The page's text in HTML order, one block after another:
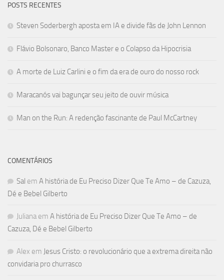
POSTS RECENTES
Steven Soderbergh aposta em IA e divide fãs de John Lennon
Flávio Bolsonaro, Banco Master e o Colapso da Hipocrisia
A morte de Luiz Carlini e o fim da era de ouro do nosso rock
Maracanós vai bagunçar seu jeito de ouvir música
Man on the Run: A redenção fascinante de Paul McCartney
COMENTÁRIOS
Sal em A história de Eu Preciso Dizer Que Te Amo – de Cazuza,
Dé e Bebel Gilberto
Juliana em A história de Eu Preciso Dizer Que Te Amo – de
Cazuza, Dé e Bebel Gilberto
Alex em Jesus Cristo: o revolucionário que a extrema direita não
convidaria pro churrasco